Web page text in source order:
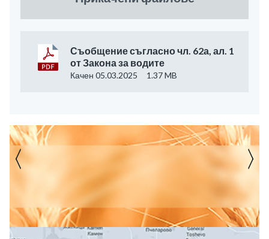
Съобщение съгласно чл. 62а, ал. 1
от Закона за водите
Качен 05.03.2025 1.37 MB